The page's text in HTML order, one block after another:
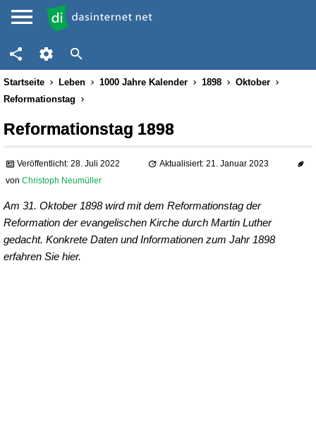
Startseite Leben 1000 Jahre Kalender 1898
Oktober
Reformationstag
Reformationstag 1898
Veröffentlicht: 28. Juli 2022
Aktualisiert: 21. Januar 2023
von Christoph Neumüller
Am 31. Oktober 1898 wird mit dem Reformationstag der
Reformation der evangelischen Kirche durch Martin Luther
gedacht. Konkrete Daten und Informationen zum Jahr 1898
erfahren Sie hier.